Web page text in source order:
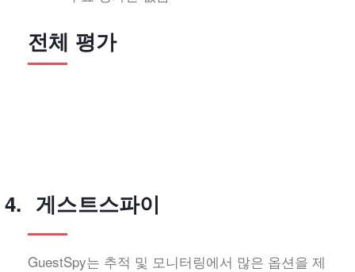
전체 평가
게스트스파이
GuestSpy는 추적 및 모니터링에서 많은 옵션을 제